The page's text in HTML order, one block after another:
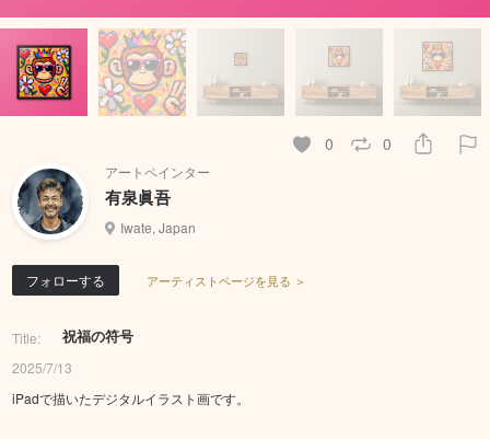
0 0
アートペインター
有泉眞吾
Iwate, Japan
フォローする アーティストページを見る ＞
Title: 祝福の符号
2025/7/13
iPadで描いたデジタルイラスト画です。